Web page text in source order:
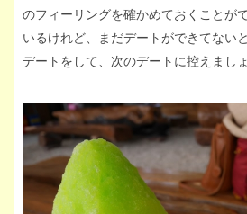
のフィーリングを確かめておくことが
いるけれど、まだデートができてない
デートをして、次のデートに控えましょ